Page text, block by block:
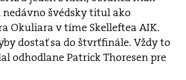
švédsky titul ako
Okuliara v tíme Skelleftea AIK.
dostať sa do štvrťfinále. Vždy to
odhodlane Patrick Thoresen pre